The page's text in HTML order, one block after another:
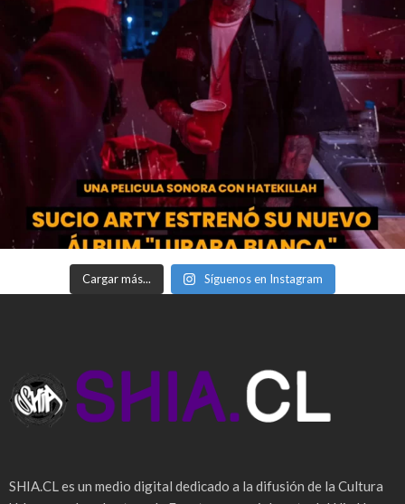
Cargar más... Síguenos en Instagram
SHIA.CL es un medio digital dedicado a la difusión de la Cultura